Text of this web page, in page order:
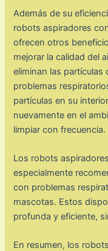
Además de su
robots aspiradores
ofrecen otros
mejorar la calidad del
eliminan las partículas
problemas
partículas en su
nuevamente en el
limpiar con frecuencia.
Los robots
especialmente
con problemas
mascotas. Estos
profunda y eficiente,
En resumen, los